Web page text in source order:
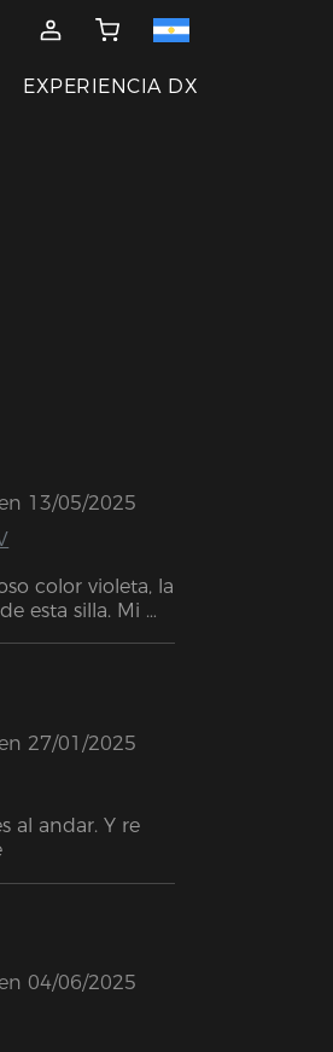
EXPERIENCIA DX
13/05/2025
color violeta, la
esta silla. Mi
27/01/2025
al andar. Y re
04/06/2025